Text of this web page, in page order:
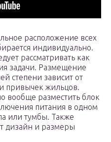
расположение всех
индивидуально.
рассматривать как
задачи. Размещение
степени зависит от
привычек жильцов.
вообще разместить блок
питания в одном
или тумбы. Также
дизайн и размеры